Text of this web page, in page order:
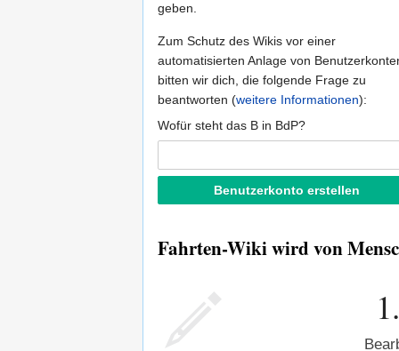
geben.
Zum Schutz des Wikis vor einer
automatisierten Anlage von
bitten wir dich, die folgende Frage zu
beantworten (weitere Informationen):
Wofür steht das B in BdP?
Fahrten-Wiki wird von